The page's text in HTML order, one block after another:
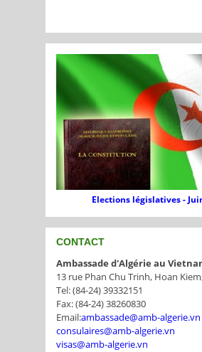
Elections législatives -
CONTACT
Ambassade d'Algérie au
13 rue Phan Chu Trinh, Hoan
Tel: (84-24) 39332151
Fax: (84-24) 38260830
Email:ambassade@amb-algerie.vn
consulaires@amb-algerie.vn
visas@amb-algerie.vn